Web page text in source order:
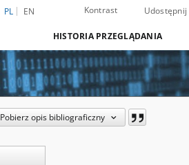
PL EN Kontrast Udostępnij
HISTORIA PRZEGLĄDANIA
Pobierz opis bibliograficzny